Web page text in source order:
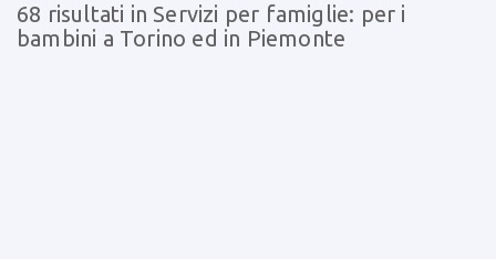
68 risultati in Servizi per famiglie: per i
bambini a Torino ed in Piemonte